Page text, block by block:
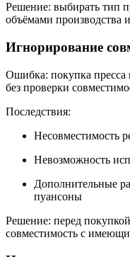
Решение: выбирать тип
объёмами производства
Игнорирование
Ошибка: покупка пресса
без проверки
Последствия:
Несовместимость
Невозможность
Дополнительные
пуансоны
Решение: перед
совместимость с